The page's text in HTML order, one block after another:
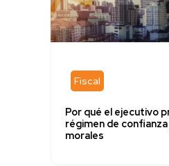
Fiscal
Por qué el ejecutivo
régimen de
morales